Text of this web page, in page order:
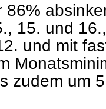
15. und
und mit
zudem um